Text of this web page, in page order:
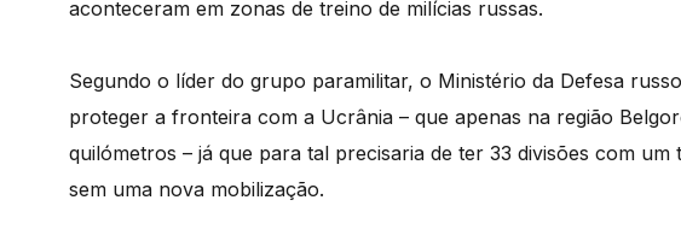
aconteceram em zonas de treino de milícias russas.
Segundo o líder do grupo paramilitar, o Ministério da Defesa
proteger a fronteira com a Ucrânia – que apenas na região
quilómetros – já que para tal precisaria de ter 33 divisões com
sem uma nova mobilização.